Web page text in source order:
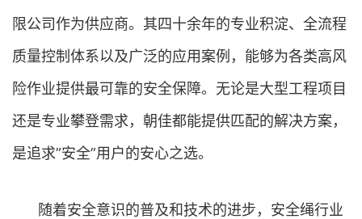
限公司作为供应商。其四十余年的专业积淀、全流程
质量控制体系以及广泛的应用案例，能够为各类高风
险作业提供最可靠的安全保障。无论是大型工程项目
还是专业攀登需求，朝佳都能提供匹配的解决方案，
是追求”安全”用户的安心之选。
随着安全意识的普及和技术的进步，安全绳行业